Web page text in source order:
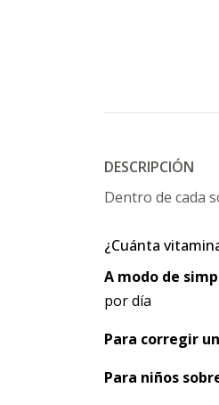
DESCRIPCIÓN
Dentro de cada
¿Cuánta
A modo de
por día
Para corregir
Para niños